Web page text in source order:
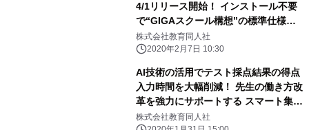
4/1リリース開始！ インストール不要
で“GIGAスクール構想”の標準仕様に
対応
株式会社教育同人社
2020年2月7日 10:30
AI技術の活用でテスト採点結果の得点
入力時間を大幅削減！ 先生の働き方改
革を強力にサポートする スマート集計
ソフト『はなまるAI』をリリース
株式会社教育同人社